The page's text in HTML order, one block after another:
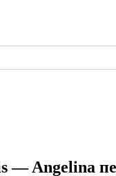
— Angelina